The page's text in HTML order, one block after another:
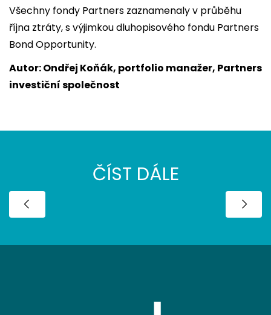
Všechny fondy Partners zaznamenaly v průběhu
října ztráty, s výjimkou dluhopisového fondu Partners
Bond Opportunity.
Autor: Ondřej Koňák, portfolio manažer, Partners
investiční společnost
ČÍST DÁLE